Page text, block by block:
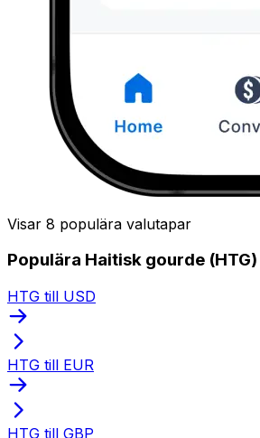
Visar 8 populära valutapar
Populära Haitisk gourde
HTG till USD
HTG till EUR
HTG till GBP